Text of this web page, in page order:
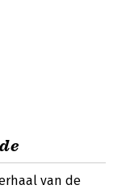
van de